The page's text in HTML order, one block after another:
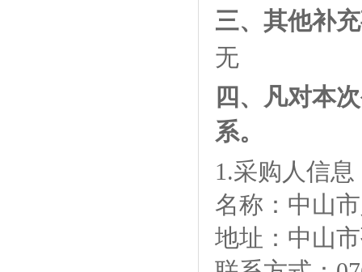
三、其他补
无
四、凡对本
系。
1.采购人信息
名称：中山
地址：中山